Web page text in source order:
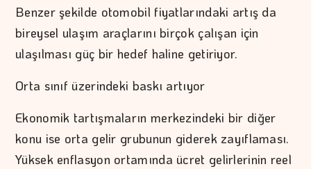
Benzer şekilde otomobil fiyatlarındaki artış da
bireysel ulaşım araçlarını birçok çalışan için
ulaşılması güç bir hedef haline getiriyor.
Orta sınıf üzerindeki baskı artıyor
Ekonomik tartışmaların merkezindeki bir diğer
konu ise orta gelir grubunun giderek zayıflaması.
Yüksek enflasyon ortamında ücret gelirlerinin reel